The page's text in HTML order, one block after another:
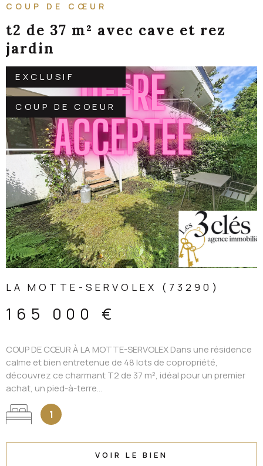
COUP DE CŒUR
t2 de 37 m² avec cave et rez
jardin
EXCLUSIF
COUP DE COEUR
LA MOTTE-SERVOLEX (73290)
165 000 €
COUP DE CŒUR À LA MOTTE-SERVOLEX Dans une résidence
calme et bien entretenue de 48 lots de copropriété,
découvrez ce charmant T2 de 37 m², idéal pour un premier
achat, un pied-à-terre...
1
VOIR LE BIEN